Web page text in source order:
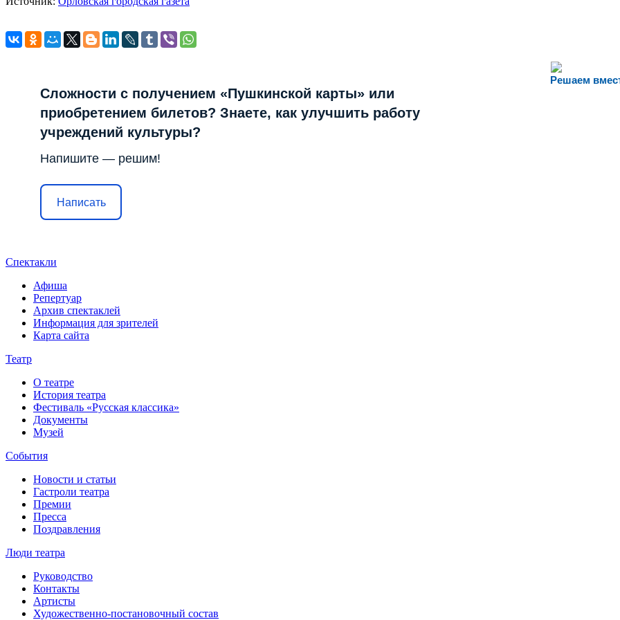
Решаем
Сложности с получением «Пушкинской карты» или
приобретением билетов? Знаете, как улучшить работу
учреждений культуры?
Напишите — решим!
Написать
Спектакли
Афиша
Репертуар
Архив спектаклей
Информация для зрителей
Карта сайта
Театр
О театре
История театра
Фестиваль «Русская классика»
Документы
Музей
События
Новости и статьи
Гастроли театра
Премии
Пресса
Поздравления
Люди театра
Руководство
Контакты
Артисты
Художественно-постановочный состав